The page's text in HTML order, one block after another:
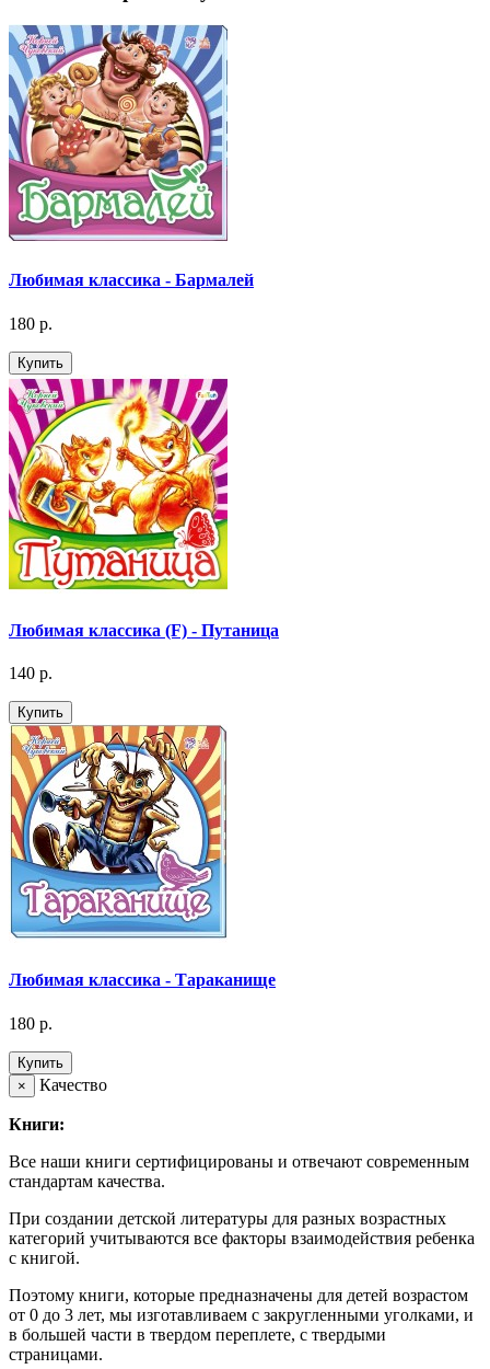
Любимая классика - Бармалей
180 р.
Купить
Любимая классика (F) - Путаница
140 р.
Купить
Любимая классика - Тараканище
180 р.
Купить
×
Качество
Книги:
Все наши книги сертифицированы и отвечают современным
стандартам качества.
При создании детской литературы для разных возрастных
категорий учитываются все факторы взаимодействия ребенка
с книгой.
Поэтому книги, которые предназначены для детей возрастом
от 0 до 3 лет, мы изготавливаем с закругленными уголками, и
в большей части в твердом переплете, с твердыми
страницами.